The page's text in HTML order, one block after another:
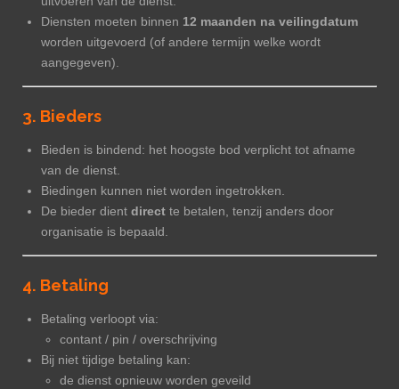
Diensten moeten binnen 12 maanden na veilingdatum
worden uitgevoerd (of andere termijn welke wordt
aangegeven).
3. Bieders
Bieden is bindend: het hoogste bod verplicht tot afname
van de dienst.
Biedingen kunnen niet worden ingetrokken.
De bieder dient direct te betalen, tenzij anders door
organisatie is bepaald.
4. Betaling
Betaling verloopt via:
contant / pin / overschrijving
Bij niet tijdige betaling kan:
de dienst opnieuw worden geveild